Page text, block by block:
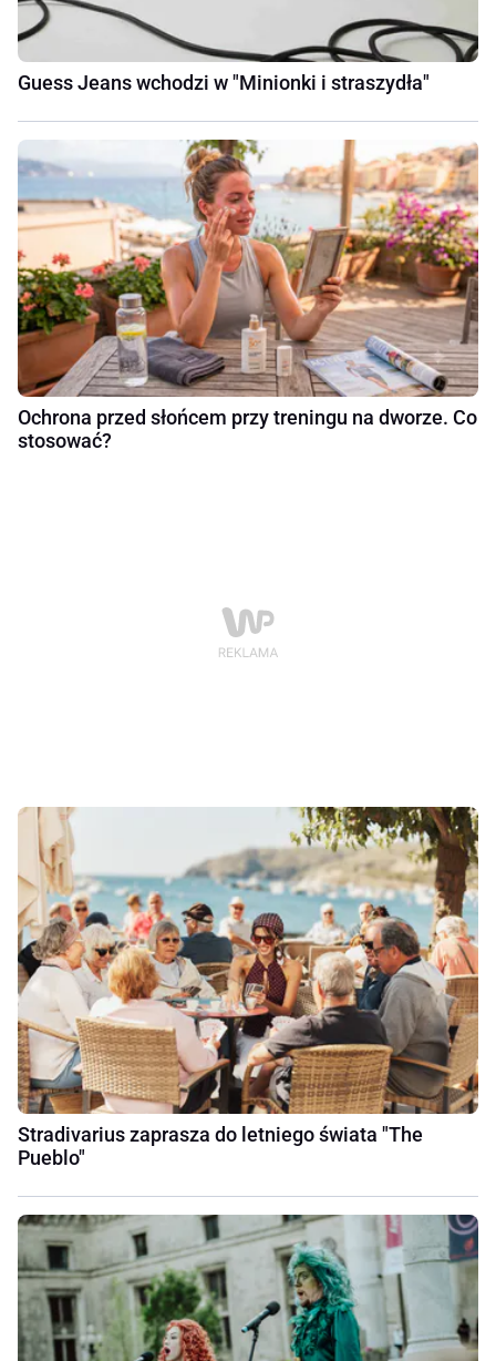
Guess Jeans wchodzi w "Minionki i straszydła"
Ochrona przed słońcem przy treningu na dworze. Co
stosować?
Stradivarius zaprasza do letniego świata "The
Pueblo"